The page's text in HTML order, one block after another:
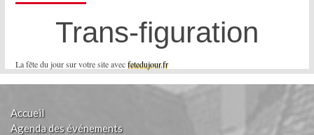
La fête du jour sur votre site avecfetedujour.fr
Trans-figuration
Accueil
Agenda des événements